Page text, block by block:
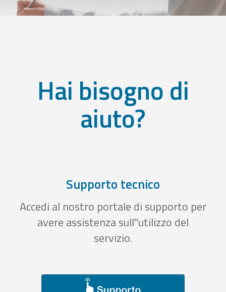
Hai bisogno di
aiuto?
Supporto tecnico
Accedi al nostro portale di supporto per
avere assistenza sull''utilizzo del
servizio.